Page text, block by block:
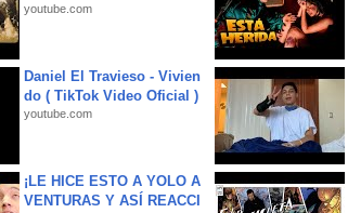
youtube.com
Daniel El Travieso - Vivien
do ( TikTok Video Oficial )
youtube.com
¡LE HICE ESTO A YOLO A
VENTURAS Y ASÍ REACCI